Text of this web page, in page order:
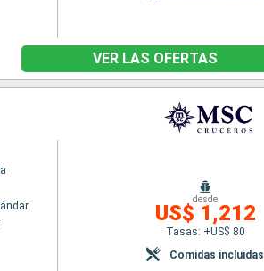
VER LAS OFERTAS
desde
US$ 1,212
Tasas: +US$ 80
Comidas incluidas